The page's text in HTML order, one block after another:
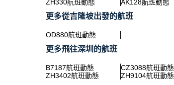
ZH330航班動態 AK128航班動態
更多從吉隆坡出發的航班
OD880航班動態
更多飛往深圳的航班
B7187航班動態 CZ3088航班動態
ZH3402航班動態
ZH9104航班動態